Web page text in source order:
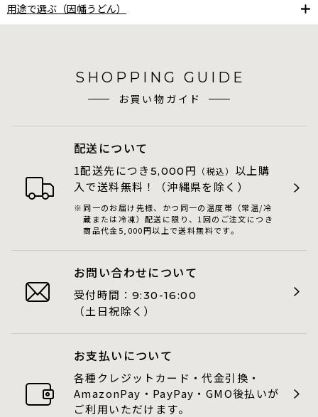
用途で選ぶ（因幡うどん）
SHOPPING GUIDE
お買い物ガイド
配送について
1配送先につき 5,000 円 （税込） 以上購
入で送料無料！（沖縄県を除く）
同一のお届け先様、かつ同一の温度帯（常温/冷
蔵または冷凍）配送に限り、1回のご注文につき
商品代金5,000円以上で送料無料です。
お問い合わせについて
受付時間： 9:30-16:00
（土日祝除く）
お支払いについて
各種クレジットカード・代金引換・
AmazonPay・PayPay・GMO後払いが
ご利用いただけます。